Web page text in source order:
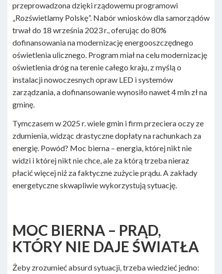
przeprowadzona dzięki rządowemu programowi
„Rozświetlamy Polskę”. Nabór wniosków dla samorządów
trwał do 18 września 2023 r., oferując do 80%
dofinansowania na modernizację energooszczędnego
oświetlenia ulicznego. Program miał na celu modernizację
oświetlenia dróg na terenie całego kraju, z myślą o
instalacji nowoczesnych opraw LED i systemów
zarządzania, a dofinansowanie wynosiło nawet 4 mln zł na
gminę.
Tymczasem w 2025 r. wiele gmin i firm przeciera oczy ze
zdumienia, widząc drastyczne dopłaty na rachunkach za
energię. Powód? Moc bierna – energia, której nikt nie
widzi i której nikt nie chce, ale za którą trzeba nieraz
płacić więcej niż za faktyczne zużycie prądu. A zakłady
energetyczne skwapliwie wykorzystują sytuację.
MOC BIERNA – PRĄD,
KTÓRY NIE DAJE ŚWIATŁA
Żeby zrozumieć absurd sytuacji, trzeba wiedzieć jedno: